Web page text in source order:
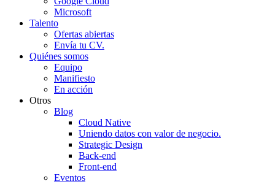
Microsoft
Talento
Ofertas abiertas
Envía tu CV.
Quiénes somos
Equipo
Manifiesto
En acción
Otros
Blog
Cloud Native
Uniendo datos con valor de negocio.
Strategic Design
Back-end
Front-end
Eventos